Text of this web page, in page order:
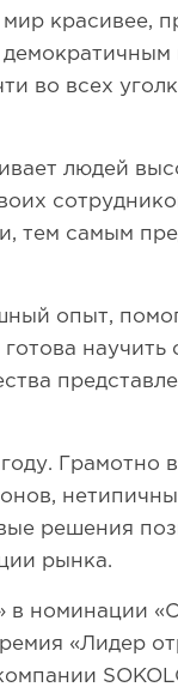
мир красивее,
во всех
людей
тем самым
опыт,
научить
Грамотно
решения
рынка.
в номинации
«Лидер